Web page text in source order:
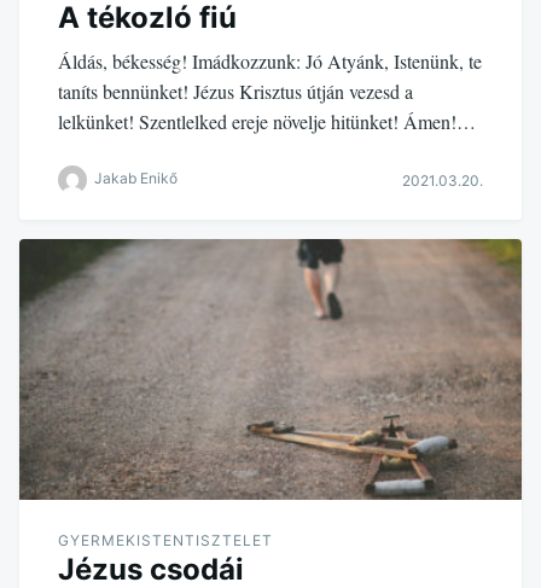
A tékozló fiú
Áldás, békesség! Imádkozzunk: Jó Atyánk, Istenünk, te
taníts bennünket! Jézus Krisztus útján vezesd a
lelkünket! Szentlelked ereje növelje hitünket! Ámen!…
Jakab Enikő 2021.03.20.
GYERMEKISTENTISZTELET
Jézus csodái